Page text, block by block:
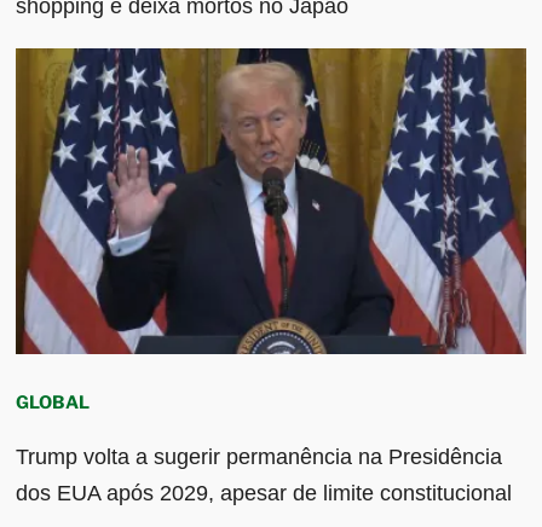
shopping e deixa mortos no Japão
GLOBAL
Trump volta a sugerir permanência na Presidência
dos EUA após 2029, apesar de limite constitucional